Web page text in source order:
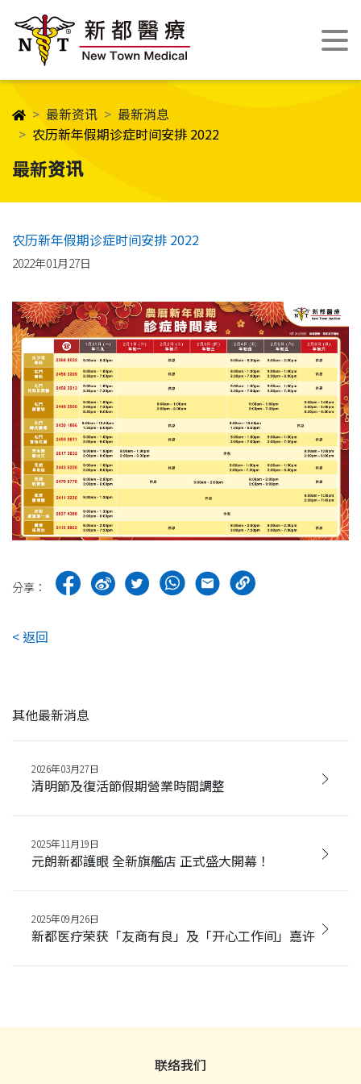
最新资讯
最新消息
农历新年假期诊症时间安排 2022
最新资讯
农历新年假期诊症时间安排 2022
2022年01月27日
分享：
< 返回
其他最新消息
2026年03月27日
清明節及復活節假期營業時間調整
2025年11月19日
元朗新都護眼 全新旗艦店 正式盛大開幕！
2025年09月26日
新都医疗荣获「友商有良」及「开心工作间」嘉许
联络我们